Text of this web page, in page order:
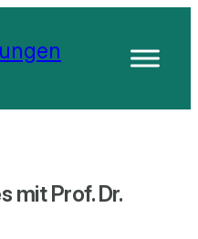
mit Prof. Dr.